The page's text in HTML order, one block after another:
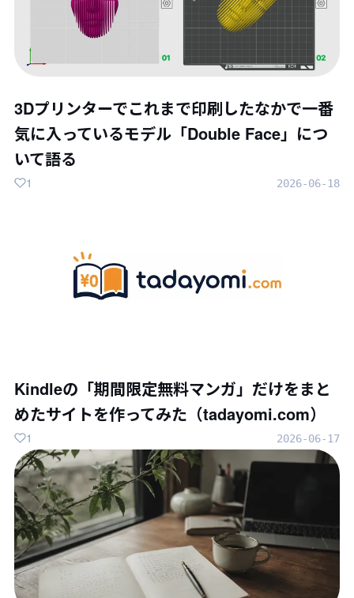
3Dプリンターでこれまで印刷したなかで一番
気に入っているモデル「Double Face」につ
いて語る
2026-06-18
1
Kindleの「期間限定無料マンガ」だけをまと
めたサイトを作ってみた（tadayomi.com）
2026-06-17
1